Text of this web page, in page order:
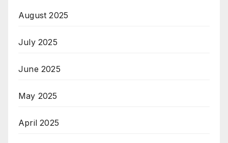
August 2025
July 2025
June 2025
May 2025
April 2025